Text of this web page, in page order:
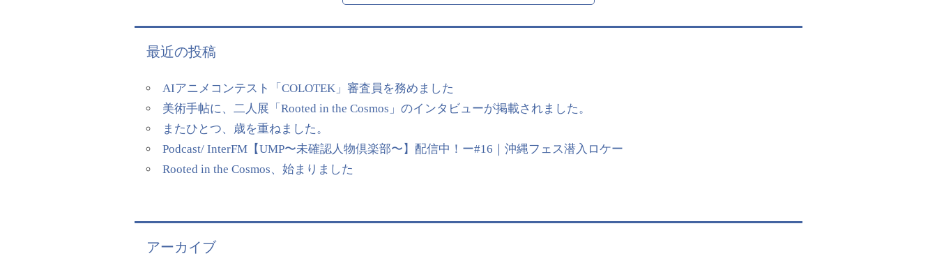
最近の投稿
AIアニメコンテスト「COLOTEK」審査員を務めました
美術手帖に、二人展「Rooted in the Cosmos」のインタビューが掲載されました。
またひとつ、歳を重ねました。
Podcast/ InterFM【UMP〜未確認人物倶楽部〜】配信中！ー#16｜沖縄フェス潜入ロケー
Rooted in the Cosmos、始まりました
アーカイブ